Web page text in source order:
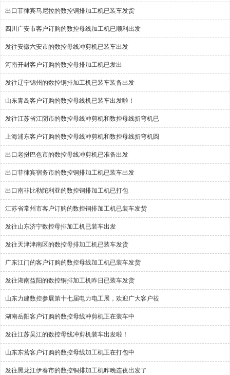
出口菲律宾马尼拉的数控铜排加工机已装车发货
四川广安市客户订购的数控母线加工机已顺利出发
发往安徽六安市的数控母线冲剪机已装车出发
河南开封客户订购的数控母排加工机已发出
发往辽宁锦州的数控铜排加工机已装车装备出发
山东青岛客户订购的数控母线机已装车出发啦！
发往江苏省江阴市的数控母线冲剪机和数控母线折弯机已
上海浦东客户订购的数控母线冲剪机和数控母线折弯机圆
出口老挝巴色市的数控母线冲剪机已准备出发
出口菲律宾宿务市的数控铜排加工机已装车出发
出口南非比勒陀利亚的数控铜排加工机已打包
江苏省常州市客户订购的数控铜排加工机已装车发货
发往山东济宁数控母排加工机已装车出发
发往天津津南区的数控母排加工机已装车发货
广东江门的客户订购的数控母线加工机已装车发货
发往湖南益阳的数控铜排加工机昨日已装车发货
山东力建数控参展第十七届电力电工展，欢迎广大客户莅
湖南岳阳客户订购的数控母线冲剪机正在装车中
发往江苏吴江的数控母线冲剪机装车出发啦！
山东东营客户订购的数控母线加工机正在打包中
发往黑龙江伊春市的数控铜排加工机昨晚连夜出发了